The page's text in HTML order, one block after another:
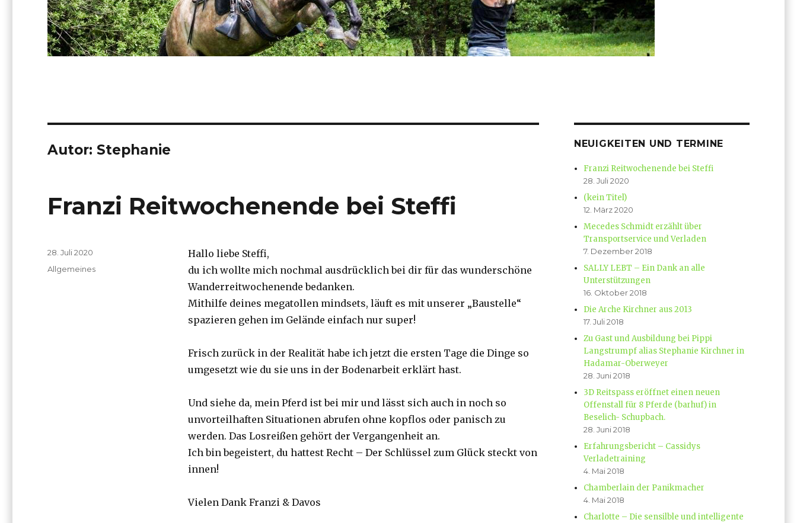
Autor: Stephanie
Franzi Reitwochenende bei Steffi
Hallo liebe Steffi,
du ich wollte mich nochmal ausdrücklich bei dir für das wunderschöne
Wanderreitwochenende bedanken.
Mithilfe deines megatollen mindsets, läuft es mit unserer „Baustelle“
spazieren gehen im Gelände einfach nur super!
Frisch zurück in der Realität habe ich jetzt die ersten Tage die Dinge so
umgesetzt wie du sie uns in der Bodenarbeit erklärt hast.
Und siehe da, mein Pferd ist bei mir und lässt sich auch in noch so
unvorteilhaften Situationen abrufen ohne kopflos oder panisch zu
werden. Das Losreißen gehört der Vergangenheit an.
Ich bin begeistert, du hattest Recht – Der Schlüssel zum Glück steckt von
innen!
Vielen Dank Franzi & Davos
Veröffentlicht
am
28. Juli 2020
Kategorien
Allgemeines
NEUIGKEITEN UND TERMINE
Franzi Reitwochenende bei Steffi
28. Juli 2020
(kein Titel)
12. März 2020
Mecedes Schmidt erzählt über
Transportservice und Verladen
7. Dezember 2018
SALLY LEBT – Ein Dank an alle
Unterstützungen
16. Oktober 2018
Die Arche Kirchner aus 2013
17. Juli 2018
Zu Gast und Ausbildung bei Pippi
Langstrumpf alias Stephanie Kirchner in
Hadamar-Oberweyer
28. Juni 2018
3D Reitspass eröffnet einen neuen
Offenstall für 8 Pferde (barhuf) in
Beselich- Schupbach.
28. Juni 2018
Erfahrungsbericht – Cassidys
Verladetraining
4. Mai 2018
Chamberlain der Panikmacher
4. Mai 2018
Charlotte – Die sensilble und intelligente